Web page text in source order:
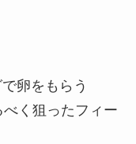
卵をもらう
く狙ったフィー